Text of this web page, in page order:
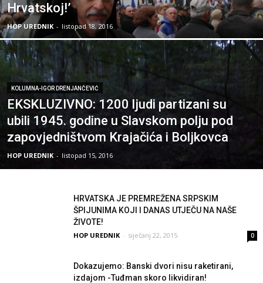
Hrvatskoj!’
HOP UREDNIK - listopad 18, 2016
KOLUMNA-IGOR DRENJANČEVIĆ
EKSKLUZIVNO: 1200 ljudi partizani su
ubili 1945. godine u Slavskom polju pod
zapovjedništvom Krajačića i Boljkovca
HOP UREDNIK - listopad 15, 2016
HRVATSKA JE PREMREŽENA SRPSKIM
ŠPIJUNIMA KOJI I DANAS UTJEČU NA NAŠE
ŽIVOTE!
HOP UREDNIK - siječanj 22, 2015 0
Dokazujemo: Banski dvori nisu raketirani,
izdajom -Tuđman skoro likvidiran!